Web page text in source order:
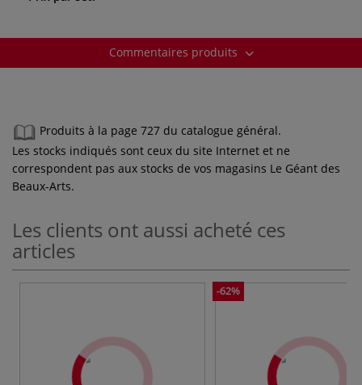
Commentaires produits
Produits à la page 727 du catalogue général.
Les stocks indiqués sont ceux du site Internet et ne
correspondent pas aux stocks de vos magasins Le Géant des
Beaux-Arts.
Les clients ont aussi acheté ces
articles
-62%